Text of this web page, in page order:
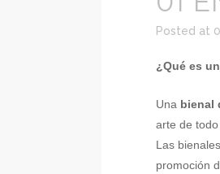
Posted at
¿Qué es
Una bienal
arte de
Las
promoción